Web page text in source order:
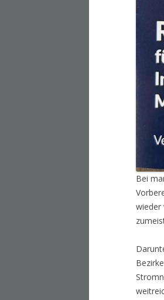
Bei
wieder